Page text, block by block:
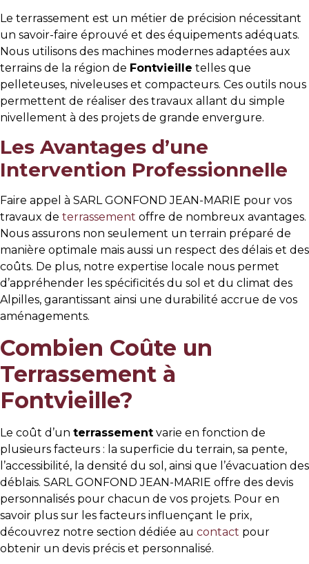
Le terrassement est un métier de précision nécessitant
un savoir-faire éprouvé et des équipements adéquats.
Nous utilisons des machines modernes adaptées aux
terrains de la région de Fontvieille telles que
pelleteuses, niveleuses et compacteurs. Ces outils nous
permettent de réaliser des travaux allant du simple
nivellement à des projets de grande envergure.
Les Avantages d’une
Intervention Professionnelle
Faire appel à SARL GONFOND JEAN-MARIE pour vos
travaux de terrassement offre de nombreux avantages.
Nous assurons non seulement un terrain préparé de
manière optimale mais aussi un respect des délais et des
coûts. De plus, notre expertise locale nous permet
d’appréhender les spécificités du sol et du climat des
Alpilles, garantissant ainsi une durabilité accrue de vos
aménagements.
Combien Coûte un
Terrassement à
Fontvieille?
Le coût d’un terrassement varie en fonction de
plusieurs facteurs : la superficie du terrain, sa pente,
l’accessibilité, la densité du sol, ainsi que l’évacuation des
déblais. SARL GONFOND JEAN-MARIE offre des devis
personnalisés pour chacun de vos projets. Pour en
savoir plus sur les facteurs influençant le prix,
découvrez notre section dédiée au contact pour
obtenir un devis précis et personnalisé.